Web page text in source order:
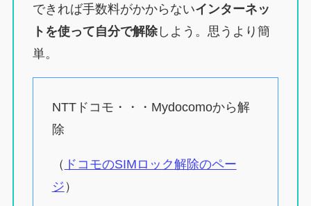
できれば手数料がかからないインターネッ
トを使って自分で解除しよう。思うより簡
単。
NTTドコモ・・・Mydocomoから解
除
（ ドコモのSIMロック解除のペー
ジ ）